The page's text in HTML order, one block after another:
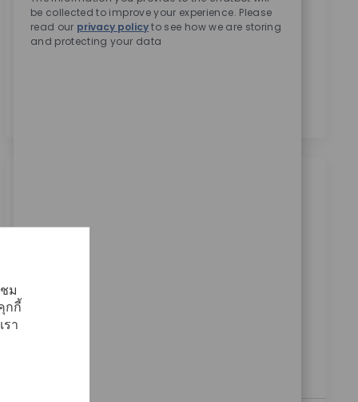
ม
กกี้
รา
ทำงานในอนาคต*
ทำเครื่องหมายในช่องนี้ ข้าพเจ้ายินยอมให้มีการ
Field Sales Recon 東京
be collected to improve your experience. Please
read our privacy policyto see how we are storing
and protecting your data